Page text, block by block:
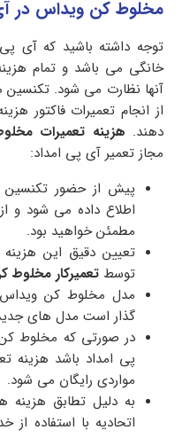
مخلوط کن ویداس در
توجه داشته باشید که آی پی
خانگی می باشد و تمام
آنها نظارت می شود.
از انجام تعمیرات فاکتور
دهند. هزینه تعمیرات
مجاز تعمیر آی پی امداد:
پیش از حضور تکنسین
اطلاع داده می شود و
مطمئن خواهید بود.
تعیین دقیق این
توسط تعمیرکار مخلوط
مدل مخلوط کن ویداس
گذار است مدل های
در صورتی که مخلوط
پی امداد باشد هزینه
مواردی رایگان می شود.
به دلیل تطابق
اتحادیه با استفاده